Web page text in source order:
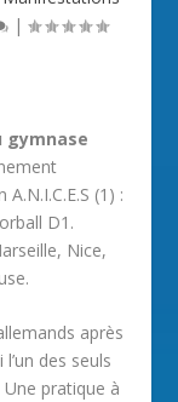
|
gymnase
(1) :
D1.
Nice,
après
des seuls
Une pratique à